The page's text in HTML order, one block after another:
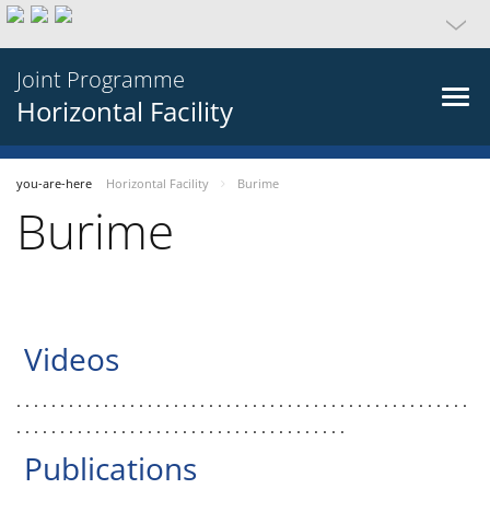
Joint Programme
Horizontal Facility
you-are-here Horizontal Facility Burime
Burime
Videos
. . . . . . . . . . . . . . . . . . . . . . . . . . . . . . . . . . . . . . . . . . . . . . . . . . . .
. . . . . . . . . . . . . . . . . . . . . . . . . . . . . . . . . . . . . .
Publications